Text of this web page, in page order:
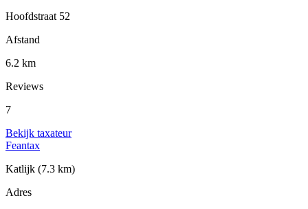
Hoofdstraat 52
Afstand
6.2 km
Reviews
7
Bekijk taxateur
Feantax
Katlijk (7.3 km)
Adres